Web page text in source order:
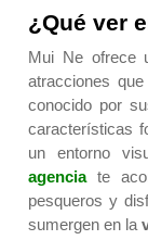
¿Qué ver
Mui Ne ofrece
atracciones
conocido por
características
un entorno
agenciate
pesqueros y
sumergen en la